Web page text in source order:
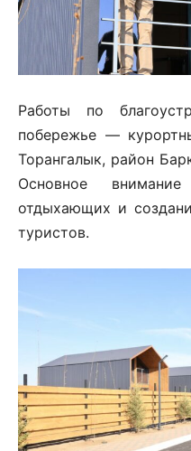
Работы по
побережье —
Торангалык, район
Основное
отдыхающих и
туристов.